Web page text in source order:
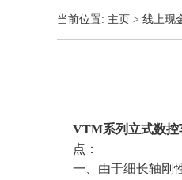
当前位置: 主页 > 线上现
VTM系列立式数控
点：
一、由于细长轴刚